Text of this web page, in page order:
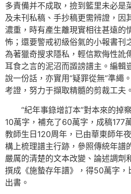
多責備并不成取，撿到籃里未必是
及未刊私稿、手抄稿更需辨證，因
濃重，時有產生離現實相往甚遠的
怖；還要警戒初級俗氣的小報書刊
為著獵奇搜求隱私，輕信欺侮性訛
耳食之言的泥沼而譭謗譜主。編輯
說一份話，亦實用“疑罪從無”準繩
考證，努力于擷取精髓的剪裁工夫。
“紀年事錄增訂本”對本來的掉
10萬字，補充了60萬字，成稿177
教師生日120周年，已由華東師年
構上梳理譜主行跡，參照傳統年譜
嚴厲的清楚的文本改變、論述調劑
撰成《施蟄存年譜》，得50萬字，
出書。